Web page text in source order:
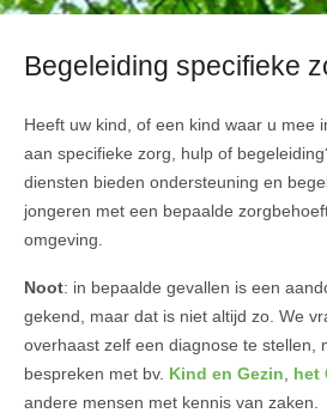
Begeleiding specifieke
Heeft uw kind, of een kind waar u mee
aan specifieke zorg, hulp of
diensten bieden ondersteuning en
jongeren met een bepaalde
omgeving.
Noot: in bepaalde gevallen is een
gekend, maar dat is niet altijd zo. We
overhaast zelf een diagnose te stellen,
bespreken met bv. Kind en Gezin, het
andere mensen met kennis van zaken.